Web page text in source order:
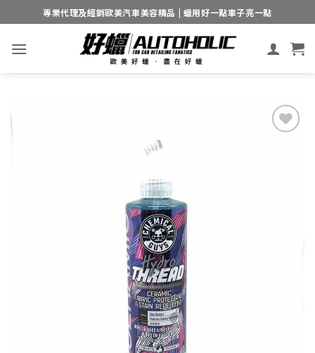
to
content
專業代理及經銷歐美汽車美容精品 | 蠟用好一點車子亮一點